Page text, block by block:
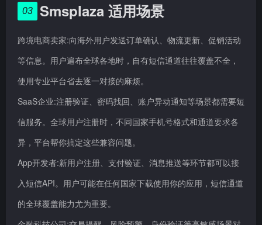
03 Smsplaza 适用场景
跨境电商卖家:向海外用户发送订单确认、物流更新、促销活动
等信息。用户遍布全球各地时，自有短信通道往往覆盖不全，
使用专业平台省去逐一对接的麻烦。
SaaS企业:注册验证、密码找回、账户异动通知等场景都需要短
信服务。全球用户注册时，不同国家手机号格式和通道要求各
异，平台帮你搞定这些兼容问题。
App开发者:新用户注册、支付验证、消息推送等环节都可以接
入短信API。用户可能在任何国家下载使用你的应用，短信通道
的全球覆盖能力尤为重要。